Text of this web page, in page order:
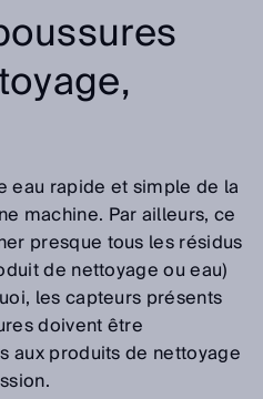
eau rapide et simple de la
machine. Par ailleurs, ce
presque tous les résidus
de nettoyage ou eau)
les capteurs présents
doivent être
aux produits de nettoyage